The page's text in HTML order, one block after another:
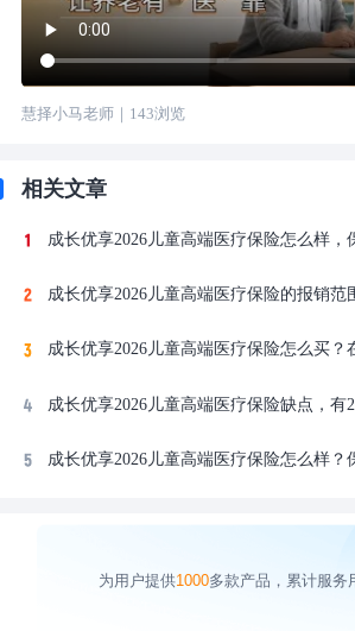
慧择小马老师｜ 143浏览
相关文章
为用户提供1000多款产品，累计服务